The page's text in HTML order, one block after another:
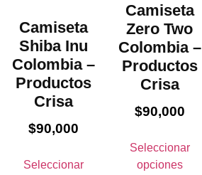
Camiseta
Shiba Inu
Colombia –
Productos
Crisa
$90,000
Seleccionar
Camiseta
Zero Two
Colombia –
Productos
Crisa
$90,000
Seleccionar
opciones